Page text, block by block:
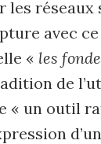
les
avec
« les
de l’
« un outil